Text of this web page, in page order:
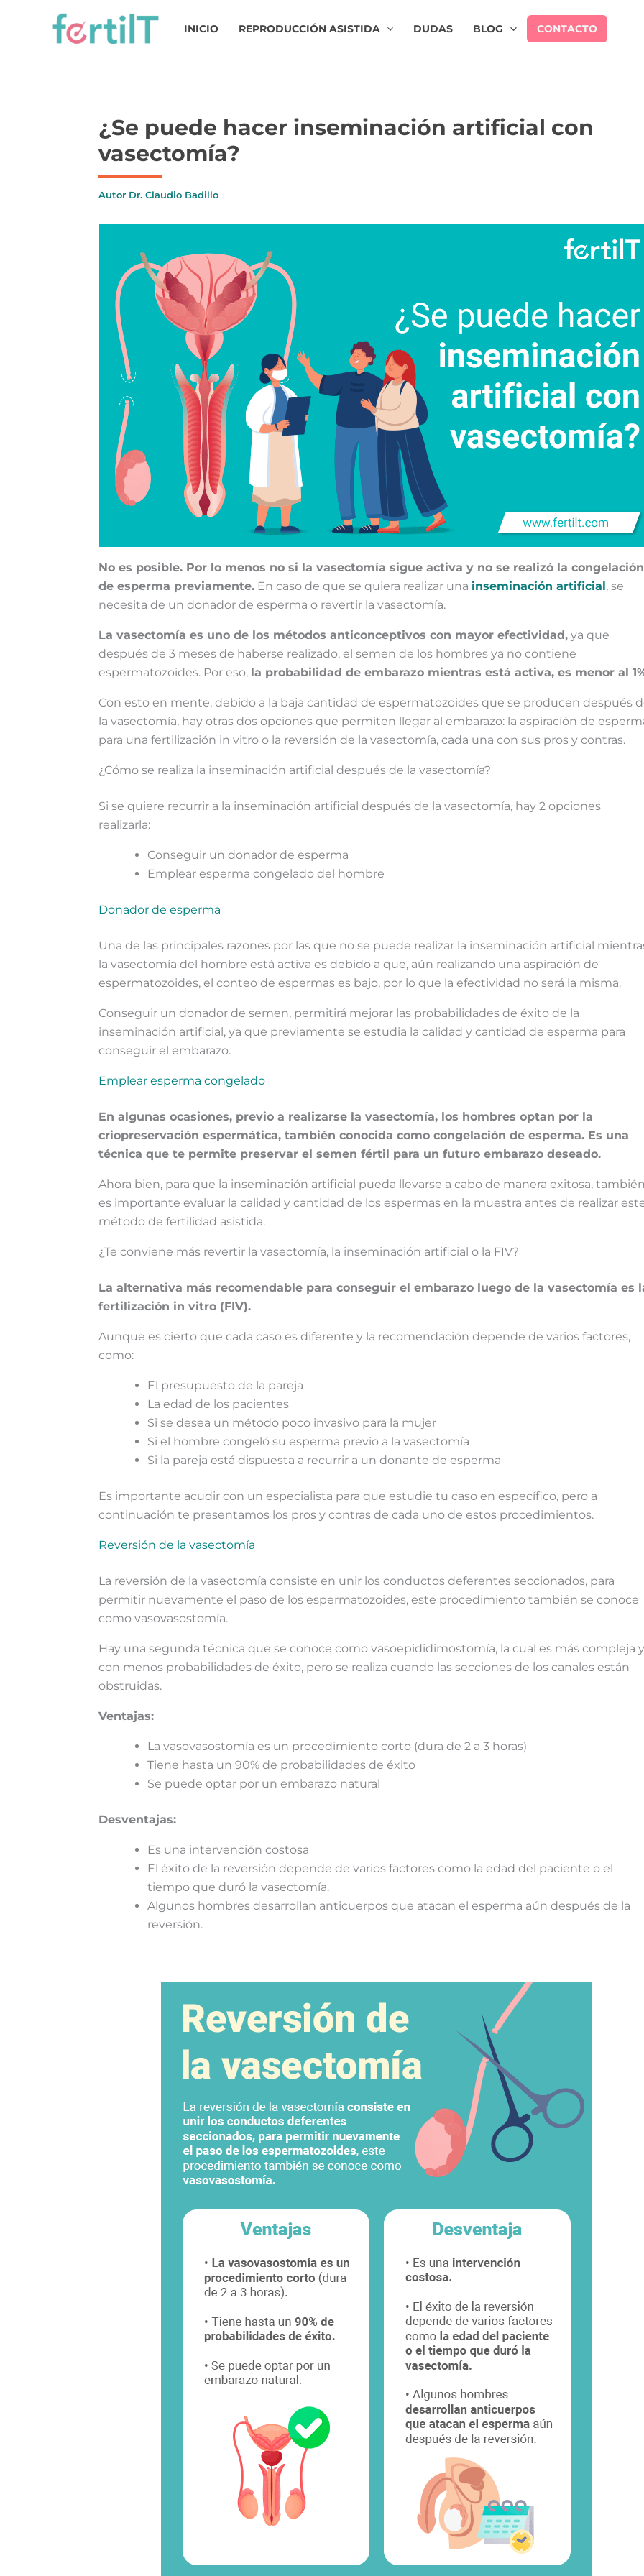
contenido
INICIO REPRODUCCIÓN ASISTIDA DUDAS BLOG CONTACTO
¿Se puede hacer inseminación artificial con
vasectomía?
Autor Dr. Claudio Badillo
No es posible. Por lo menos no si la vasectomía sigue activa y no se realizó la congelación
de esperma previamente. En caso de que se quiera realizar una inseminación artificial, se
necesita de un donador de esperma o revertir la vasectomía.
La vasectomía es uno de los métodos anticonceptivos con mayor efectividad, ya que
después de 3 meses de haberse realizado, el semen de los hombres ya no contiene
espermatozoides. Por eso, la probabilidad de embarazo mientras está activa, es menor al
Con esto en mente, debido a la baja cantidad de espermatozoides que se producen después
la vasectomía, hay otras dos opciones que permiten llegar al embarazo: la aspiración de
para una fertilización in vitro o la reversión de la vasectomía, cada una con sus pros y contras.
¿Cómo se realiza la inseminación artificial después de la vasectomía?
Si se quiere recurrir a la inseminación artificial después de la vasectomía, hay 2 opciones
realizarla:
Conseguir un donador de esperma
Emplear esperma congelado del hombre
Donador de esperma
Una de las principales razones por las que no se puede realizar la inseminación artificial
la vasectomía del hombre está activa es debido a que, aún realizando una aspiración de
espermatozoides, el conteo de espermas es bajo, por lo que la efectividad no será la misma.
Conseguir un donador de semen, permitirá mejorar las probabilidades de éxito de la
inseminación artificial, ya que previamente se estudia la calidad y cantidad de esperma para
conseguir el embarazo.
Emplear esperma congelado
En algunas ocasiones, previo a realizarse la vasectomía, los hombres optan por la
criopreservación espermática, también conocida como congelación de esperma. Es una
técnica que te permite preservar el semen fértil para un futuro embarazo deseado.
Ahora bien, para que la inseminación artificial pueda llevarse a cabo de manera exitosa, también
es importante evaluar la calidad y cantidad de los espermas en la muestra antes de realizar
método de fertilidad asistida.
¿Te conviene más revertir la vasectomía, la inseminación artificial o la FIV?
La alternativa más recomendable para conseguir el embarazo luego de la vasectomía es
fertilización in vitro (FIV).
Aunque es cierto que cada caso es diferente y la recomendación depende de varios factores,
como:
El presupuesto de la pareja
La edad de los pacientes
Si se desea un método poco invasivo para la mujer
Si el hombre congeló su esperma previo a la vasectomía
Si la pareja está dispuesta a recurrir a un donante de esperma
Es importante acudir con un especialista para que estudie tu caso en específico, pero a
continuación te presentamos los pros y contras de cada uno de estos procedimientos.
Reversión de la vasectomía
La reversión de la vasectomía consiste en unir los conductos deferentes seccionados, para
permitir nuevamente el paso de los espermatozoides, este procedimiento también se conoce
como vasovasostomía.
Hay una segunda técnica que se conoce como vasoepididimostomía, la cual es más compleja y
con menos probabilidades de éxito, pero se realiza cuando las secciones de los canales están
obstruidas.
Ventajas:
La vasovasostomía es un procedimiento corto (dura de 2 a 3 horas)
Tiene hasta un 90% de probabilidades de éxito
Se puede optar por un embarazo natural
Desventajas:
Es una intervención costosa
El éxito de la reversión depende de varios factores como la edad del paciente o el
tiempo que duró la vasectomía.
Algunos hombres desarrollan anticuerpos que atacan el esperma aún después de la
reversión.